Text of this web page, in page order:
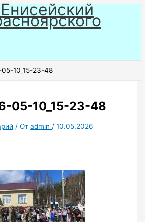
10_15-23-48
05-10_15-23-48
/ Отadmin /10.05.2026